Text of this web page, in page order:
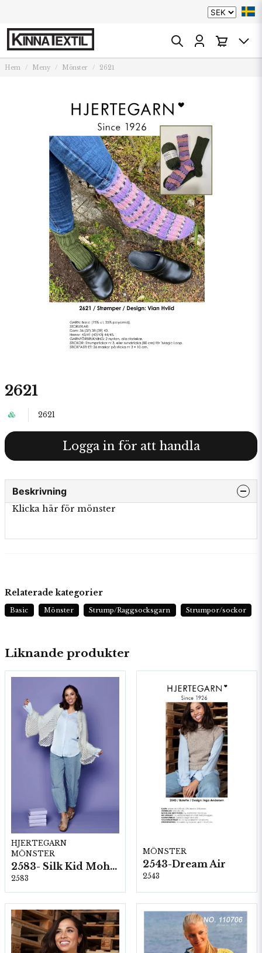
Hem Meny Mönster 2621
2621
2621
Logga in för att handla
Beskrivning
Klicka här för mönster
Liknande produkter
HJERTEGARN
MÖNSTER
2583- Silk Kid Mohair
2583
MÖNSTER
2543-Dream Air
2543
Relaterade kategorier
Basic Mönster Strump/Raggsocksgarn Strumpor/sockor